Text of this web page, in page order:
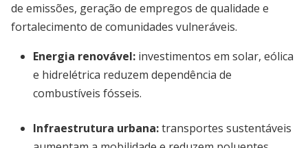
de emissões, geração de empregos de qualidade e
fortalecimento de comunidades vulneráveis.
Energia renovável: investimentos em solar, eólica
e hidrelétrica reduzem dependência de
combustíveis fósseis.
Infraestrutura urbana:transportes sustentáveis